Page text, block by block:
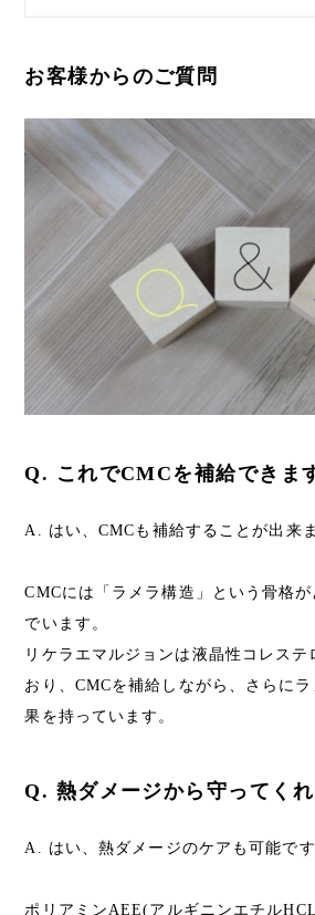
お客様からのご質問
Q. これでCMCを補給できま
A. はい、CMCも補給することが出来ま
CMCには「ラメラ構造」という骨格
でいます。
リケラエマルジョンは液晶性コレステ
おり、CMCを補給しながら、さらに
果を持っています。
Q. 熱ダメージから守ってくれ
A. はい、熱ダメージのケアも可能です
ポリアミンAEE(アルギニンエチル